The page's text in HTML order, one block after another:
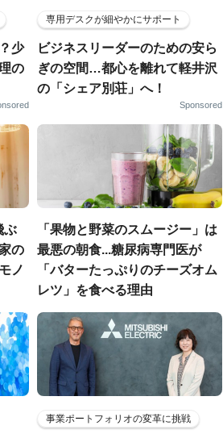
少
の
専用デスクが細やかにサポート
ビジネスリーダーのための安ら
ぎの空間…都心を離れて軽井沢
の「シェア別荘」へ！
Sponsored
ぶ
の
ノ
「果物と野菜のスムージー」は
最悪の朝食...糖尿病専門医が
「バターたっぷりのチーズオム
レツ」を食べる理由
事業ポートフォリオの変革に挑戦